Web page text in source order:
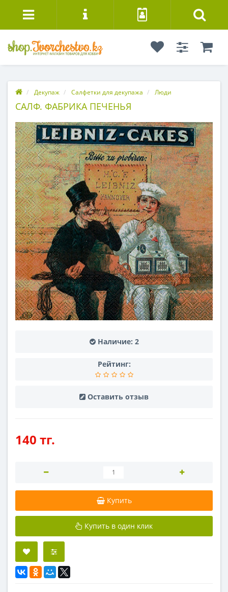
Декупаж Салфетки для декупажа Люди
САЛФ. ФАБРИКА ПЕЧЕНЬЯ
Наличие: 2
Рейтинг:
Оставить отзыв
140 тг.
Купить
Купить в один клик